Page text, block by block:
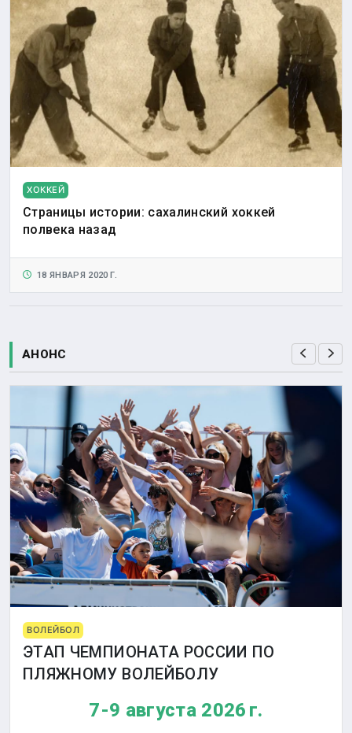
ХОККЕЙ
Страницы истории: сахалинский хоккей
полвека назад
18 ЯНВАРЯ 2020 Г.
АНОНС
ВОЛЕЙБОЛ
ЭТАП ЧЕМПИОНАТА РОССИИ ПО
ПЛЯЖНОМУ ВОЛЕЙБОЛУ
7-9 августа 2026 г.